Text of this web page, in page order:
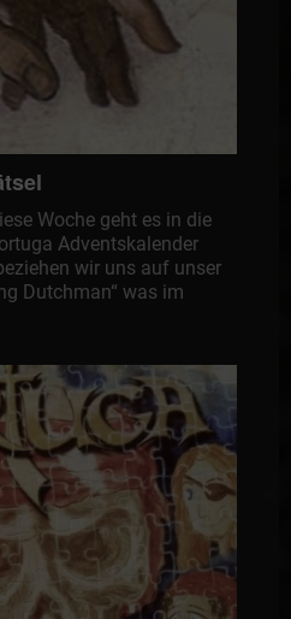
Woche geht es in die
Adventskalender
wir uns auf unser
Dutchman“ was im